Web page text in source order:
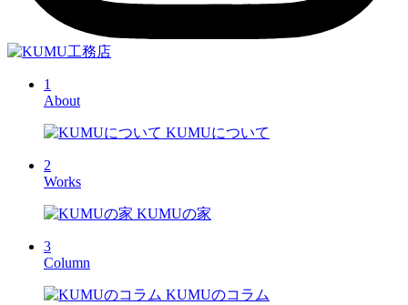
1
About
KUMUについて
2
Works
KUMUの家
3
Column
KUMUのコラム